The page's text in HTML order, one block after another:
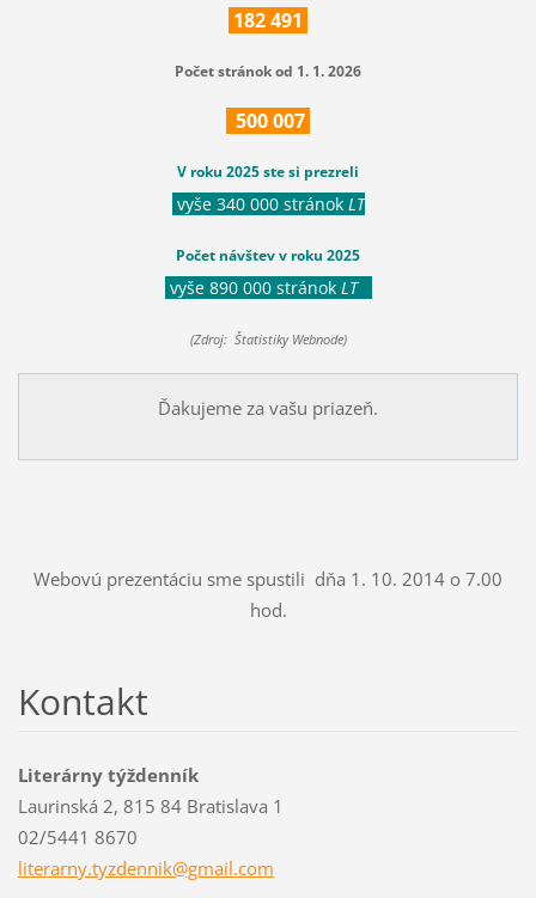
182491
Počet stránok od 1. 1. 2026
500007
V roku 2025 ste si prezreli
vyše 340 000 stránok LT
Počet návštev v roku 2025
vyše 890 000 stránok LT
(Zdroj: Štatistiky Webnode)
Ďakujeme za vašu priazeň.
Webovú prezentáciu sme spustili dňa 1. 10. 2014 o 7.00
hod.
Kontakt
Literárny týždenník
Laurinská 2, 815 84 Bratislava 1
02/5441 8670
literarny.tyzdennik@gmail.com